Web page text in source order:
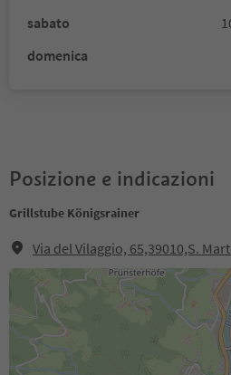
sabato
domenica
Posizione e indicazioni
Grillstube Königsrainer
Via del Vilaggio, 65,39010,S.